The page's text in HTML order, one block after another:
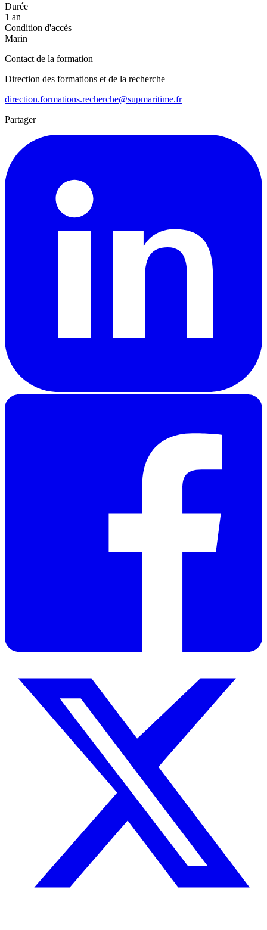
Durée
1 an
Condition d'accès
Marin
Contact de la formation
Direction des formations et de la recherche
direction.formations.recherche@supmaritime.fr
Partager